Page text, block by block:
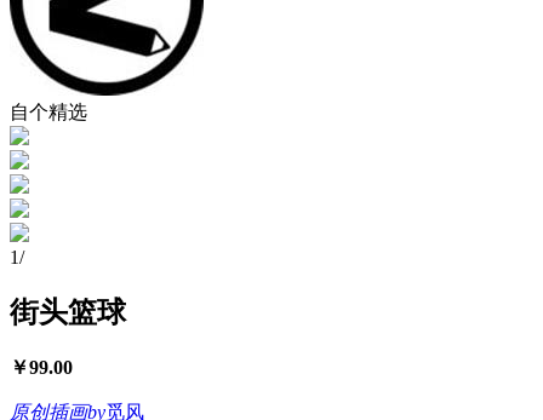
自个精选
1/
街头篮球
￥99.00
原创插画by觅风